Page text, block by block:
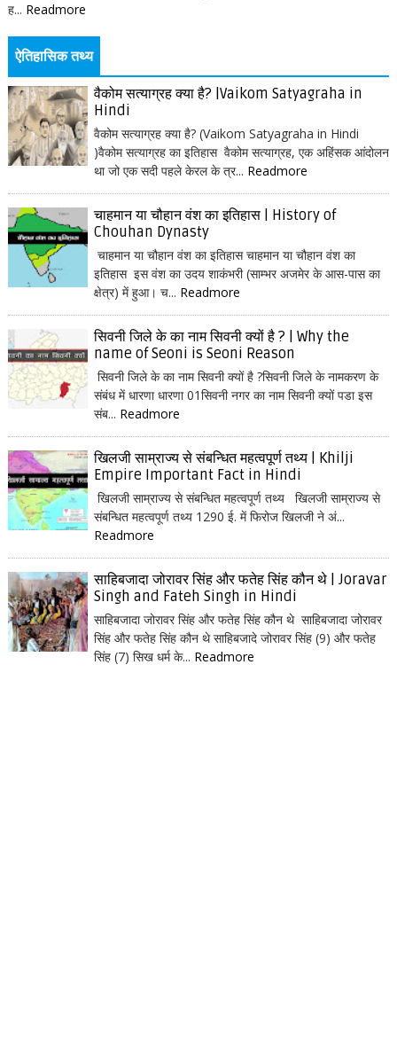
ह... Readmore
ऐतिहासिक तथ्य
वैकोम सत्याग्रह क्या है? |Vaikom Satyagraha in
Hindi
वैकोम सत्याग्रह क्या है? (Vaikom Satyagraha in Hindi
)वैकोम सत्याग्रह का इतिहास वैकोम सत्याग्रह, एक अहिंसक आंदोलन
था जो एक सदी पहले केरल के त्र... Readmore
चाहमान या चौहान वंश का इतिहास | History of
Chouhan Dynasty
चाहमान या चौहान वंश का इतिहास चाहमान या चौहान वंश का
इतिहास इस वंश का उदय शाकंभरी (साम्भर अजमेर के आस-पास का
क्षेत्र) में हुआ। च... Readmore
सिवनी जिले के का नाम सिवनी क्यों है ? | Why the
name of Seoni is Seoni Reason
सिवनी जिले के का नाम सिवनी क्यों है ?सिवनी जिले के नामकरण के
संबंध में धारणा धारणा 01सिवनी नगर का नाम सिवनी क्यों पडा इस
संब... Readmore
खिलजी साम्राज्य से संबन्धित महत्वपूर्ण तथ्य | Khilji
Empire Important Fact in Hindi
खिलजी साम्राज्य से संबन्धित महत्वपूर्ण तथ्य खिलजी साम्राज्य से
संबन्धित महत्वपूर्ण तथ्य 1290 ई. में फिरोज खिलजी ने अं...
Readmore
साहिबजादा जोरावर सिंह और फतेह सिंह कौन थे | Joravar
Singh and Fateh Singh in Hindi
साहिबजादा जोरावर सिंह और फतेह सिंह कौन थे साहिबजादा जोरावर
सिंह और फतेह सिंह कौन थे साहिबजादे जोरावर सिंह (9) और फतेह
सिंह (7) सिख धर्म के... Readmore